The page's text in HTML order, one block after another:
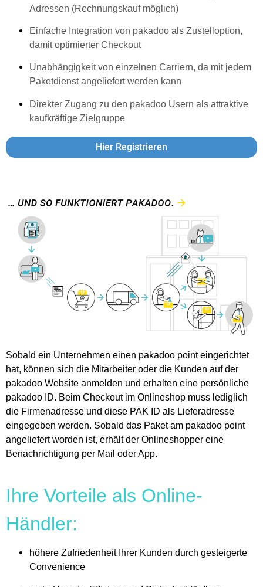
Adressen (Rechnungskauf möglich)
Einfache Integration von pakadoo als Zustelloption,
damit optimierter Checkout
Unabhängigkeit von einzelnen Carriern, da mit jedem
Paketdienst angeliefert werden kann
Direkter Zugang zu den pakadoo Usern als attraktive
kaufkräftige Zielgruppe
Hier Registrieren
Sobald ein Unternehmen einen pakadoo point eingerichtet
hat, können sich die Mitarbeiter oder die Kunden auf der
pakadoo Website anmelden und erhalten eine persönliche
pakadoo ID. Beim Checkout im Onlineshop muss lediglich
die Firmenadresse und diese PAK ID als Lieferadresse
eingegeben werden. Sobald das Paket am pakadoo point
angeliefert worden ist, erhält der Onlineshopper eine
Benachrichtigung per Mail oder App.
Ihre Vorteile als Online-
Händler:
höhere Zufriedenheit Ihrer Kunden durch gesteigerte
Convenience